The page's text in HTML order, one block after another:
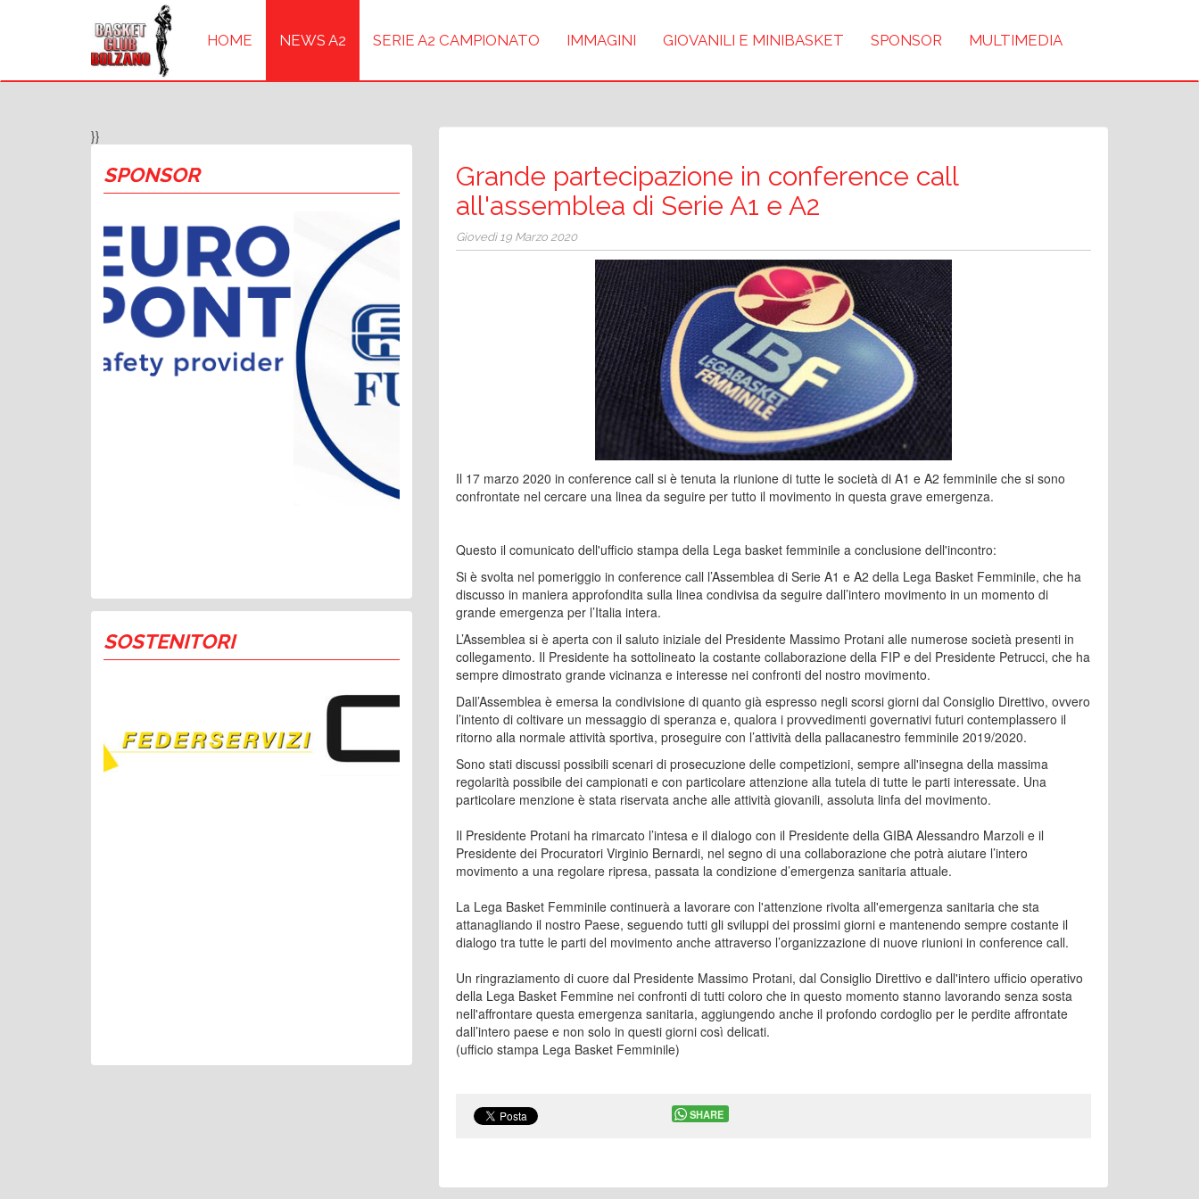
HOME NEWS A2 SERIE A2 CAMPIONATO IMMAGINI GIOVANILI E MINIBASKET SPONSOR MULTIMEDIA
}}
SPONSOR
SOSTENITORI
Grande partecipazione in conference call
all'assemblea di Serie A1 e A2
Giovedì 19 Marzo 2020
Il 17 marzo 2020 in conference call si è tenuta la riunione di tutte le società di A1 e A2 femminile che si sono
confrontate nel cercare una linea da seguire per tutto il movimento in questa grave emergenza.
Questo il comunicato dell'ufficio stampa della Lega basket femminile a conclusione dell'incontro:
Si è svolta nel pomeriggio in conference call l’Assemblea di Serie A1 e A2 della Lega Basket Femminile, che ha
discusso in maniera approfondita sulla linea condivisa da seguire dall’intero movimento in un momento di
grande emergenza per l’Italia intera.
L’Assemblea si è aperta con il saluto iniziale del Presidente Massimo Protani alle numerose società presenti in
collegamento. Il Presidente ha sottolineato la costante collaborazione della FIP e del Presidente Petrucci, che ha
sempre dimostrato grande vicinanza e interesse nei confronti del nostro movimento.
Dall’Assemblea è emersa la condivisione di quanto già espresso negli scorsi giorni dal Consiglio Direttivo, ovvero
l’intento di coltivare un messaggio di speranza e, qualora i provvedimenti governativi futuri contemplassero il
ritorno alla normale attività sportiva, proseguire con l’attività della pallacanestro femminile 2019/2020.
Sono stati discussi possibili scenari di prosecuzione delle competizioni, sempre all'insegna della massima
regolarità possibile dei campionati e con particolare attenzione alla tutela di tutte le parti interessate. Una
particolare menzione è stata riservata anche alle attività giovanili, assoluta linfa del movimento.
Il Presidente Protani ha rimarcato l’intesa e il dialogo con il Presidente della GIBA Alessandro Marzoli e il
Presidente dei Procuratori Virginio Bernardi, nel segno di una collaborazione che potrà aiutare l’intero
movimento a una regolare ripresa, passata la condizione d’emergenza sanitaria attuale.
La Lega Basket Femminile continuerà a lavorare con l'attenzione rivolta all'emergenza sanitaria che sta
attanagliando il nostro Paese, seguendo tutti gli sviluppi dei prossimi giorni e mantenendo sempre costante il
dialogo tra tutte le parti del movimento anche attraverso l’organizzazione di nuove riunioni in conference call.
Un ringraziamento di cuore dal Presidente Massimo Protani, dal Consiglio Direttivo e dall'intero ufficio operativo
della Lega Basket Femmine nei confronti di tutti coloro che in questo momento stanno lavorando senza sosta
nell'affrontare questa emergenza sanitaria, aggiungendo anche il profondo cordoglio per le perdite affrontate
dall’intero paese e non solo in questi giorni così delicati.
(ufficio stampa Lega Basket Femminile)
SHARE